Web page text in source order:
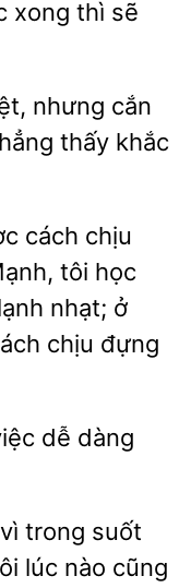
xong thì
nhưng cắn
thấy khắc
cách chịu
học
nhạt; ở
chịu đựng
dễ dàng
suốt
nào cũng